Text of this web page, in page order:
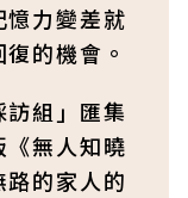
力變差就
的機會。
訪組」匯集
《無人知曉
的家人的